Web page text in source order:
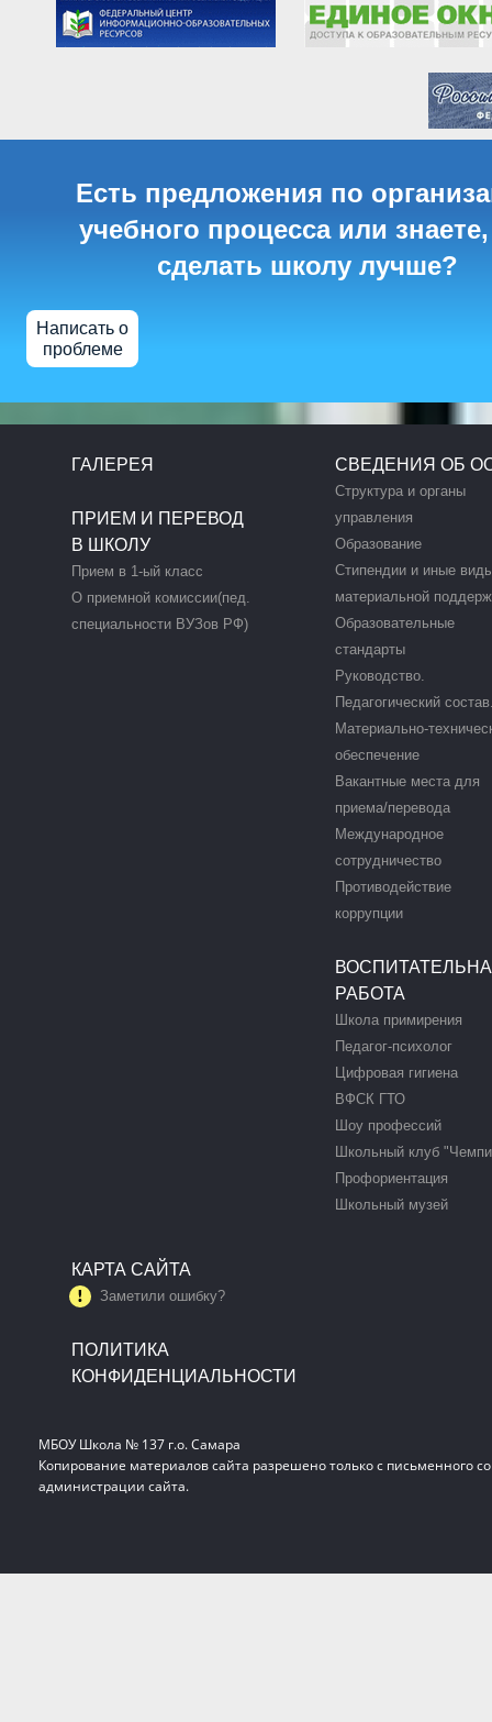
Есть предложения по
учебного процесса или знаете,
сделать школу лучше?
Написать о
проблеме
ГАЛЕРЕЯ
ПРИЕМ И ПЕРЕВОД
В ШКОЛУ
Прием в 1-ый класс
О приемной комиссии(пед.
специальности ВУЗов РФ)
СВЕДЕНИЯ ОБ
Структура и органы
управления
Образование
Стипендии и иные
материальной
Образовательные
стандарты
Руководство.
Педагогический
Материально-
обеспечение
Вакантные места для
приема/перевода
Международное
сотрудничество
Противодействие
коррупции
РАБОТА
Школа примирения
Педагог-психолог
Цифровая гигиена
ВФСК ГТО
Шоу профессий
Школьный клуб
Профориентация
Школьный музей
КАРТА САЙТА
Заметили ошибку?
ПОЛИТИКА
КОНФИДЕНЦИАЛЬНОСТИ
МБОУ Школа № 137 г.о. Самара
Копирование материалов сайта разрешено только с письменного
администрации сайта.